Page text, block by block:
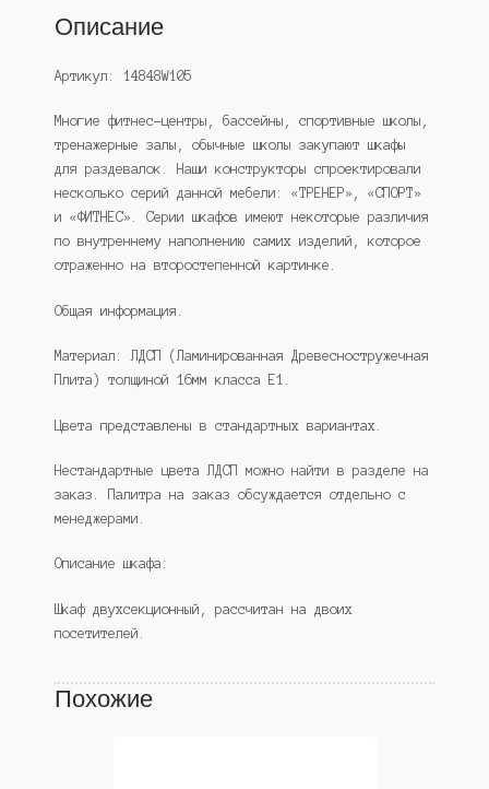
Описание
Артикул: 14848W105
Многие фитнес-центры, бассейны, спортивные школы,
тренажерные залы, обычные школы закупают шкафы
для раздевалок. Наши конструкторы спроектировали
несколько серий данной мебели: «ТРЕНЕР», «СПОРТ»
и «ФИТНЕС». Серии шкафов имеют некоторые различия
по внутреннему наполнению самих изделий, которое
отраженно на второстепенной картинке.
Общая информация.
Материал: ЛДСП (Ламинированная Древесностружечная
Плита) толщиной 16мм класса Е1.
Цвета представлены в стандартных вариантах.
Нестандартные цвета ЛДСП можно найти в разделе на
заказ. Палитра на заказ обсуждается отдельно с
менеджерами.
Описание шкафа:
Шкаф двухсекционный, рассчитан на двоих
посетителей.
Похожие